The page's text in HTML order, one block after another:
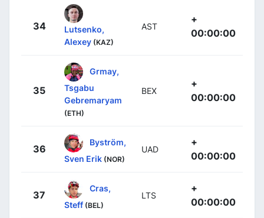
34
Lutsenko,
Alexey (KAZ)
AST
+
00:00:00
35
Grmay,
Tsgabu
Gebremaryam
(ETH)
BEX
+
00:00:00
36
Byström,
Sven Erik (NOR)
UAD
+
00:00:00
37
Cras,
Steff (BEL)
LTS
+
00:00:00